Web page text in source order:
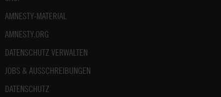
AMNESTY-MATERIAL
AMNESTY.ORG
DATENSCHUTZ VERWALTEN
JOBS & AUSSCHREIBUNGEN
DATENSCHUTZ